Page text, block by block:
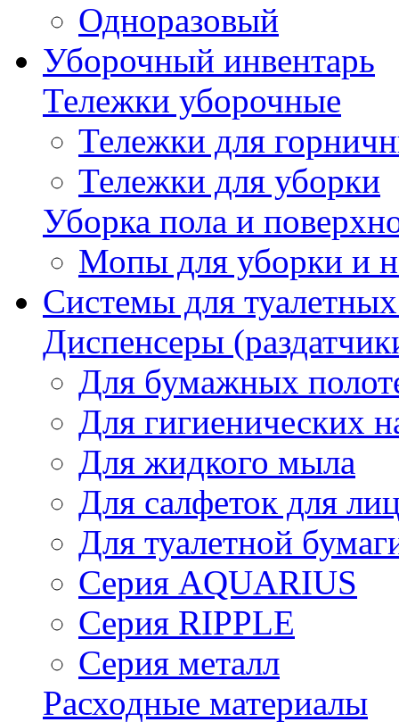
Одноразовый
Уборочный инвентарь
Тележки уборочные
Тележки для
Тележки для уборки
Уборка пола и
Мопы для уборки и
Системы для
Диспенсеры
Для бумажных
Для гигиенических
Для жидкого мыла
Для салфеток для
Для туалетной
Серия AQUARIUS
Серия RIPPLE
Серия металл
Расходные материалы